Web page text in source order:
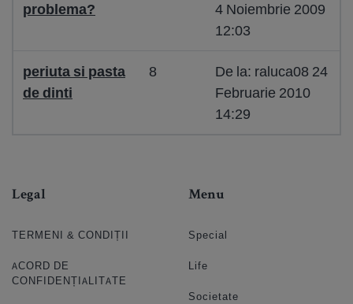
problema?
4 Noiembrie 2009
12:03
periuta si pasta
de dinti
8
De la: raluca08 24
Februarie 2010
14:29
Legal
TERMENI & CONDIȚII
ACORD DE
CONFIDENȚIALITATE
Menu
Special
Life
Societate